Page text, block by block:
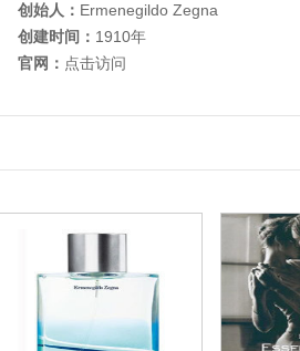
创始人： Ermenegildo Zegna
创建时间： 1910年
官网： 点击访问